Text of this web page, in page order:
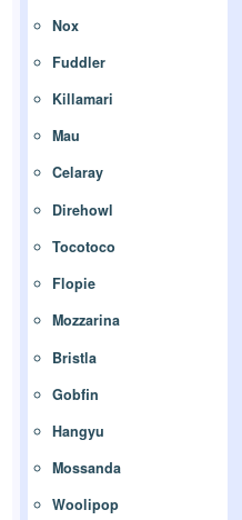
Nox
Fuddler
Killamari
Mau
Celaray
Direhowl
Tocotoco
Flopie
Mozzarina
Bristla
Gobfin
Hangyu
Mossanda
Woolipop